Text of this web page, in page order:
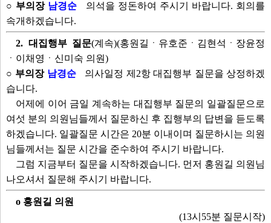
○ 부의장 남경순
의석을 정돈하여 주시기 바랍니다. 회의를
속개하겠습니다.
2. 대집행부 질문(계속)(홍원길ㆍ유호준ㆍ김현석ㆍ장윤정
ㆍ이채영ㆍ신미숙 의원)
○ 부의장 남경순
의사일정 제2항 대집행부 질문을 상정하겠
습니다.
어제에 이어 금일 계속하는 대집행부 질문의 일괄질문으로
여섯 분의 의원님들께서 질문하신 후 집행부의 답변을 듣도록
하겠습니다. 일괄질문 시간은 20분 이내이며 질문하시는 의원
님들께서는 질문 시간을 준수하여 주시기 바랍니다.
그럼 지금부터 질문을 시작하겠습니다. 먼저 홍원길 의원님
나오셔서 질문해 주시기 바랍니다.
o 홍원길 의원
(13시55분 질문시작)